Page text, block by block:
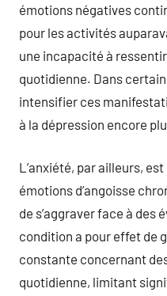
émotions négatives
pour les activités
une incapacité à
quotidienne. Dans
intensifier ces
à la dépression encore
L’anxiété, par ailleurs,
émotions d’angoisse
de s’aggraver face à des
condition a pour effet de
constante concernant
quotidienne, limitant